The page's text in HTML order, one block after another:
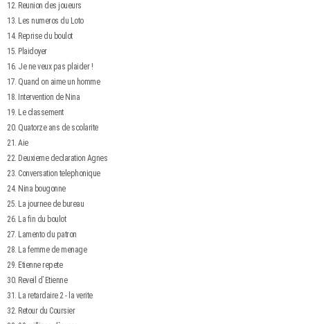
12. Reunion des joueurs
13. Les numeros du Loto
14. Reprise du boulot
15. Plaidoyer
16. Je ne veux pas plaider !
17. Quand on aime un homme
18. Intervention de Nina
19. Le classement
20. Quatorze ans de scolarite
21. Aie
22. Deuxieme declaration Agnes
23. Conversation telephonique
24. Nina bougonne
25. La journee de bureau
26. La fin du boulot
27. Lamento du patron
28. La femme de menage
29. Etienne repete
30. Reveil d`Etienne
31. La retardaire 2 - la verite
32. Retour du Coursier